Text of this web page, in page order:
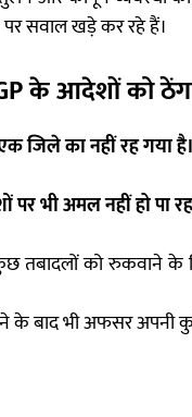
सवाल खड़े कर रहे हैं।
के आदेशों को
जिले का नहीं रह गया
भी अमल नहीं हो पा
तबादलों को रुकवाने
बाद भी अफसर अपनी